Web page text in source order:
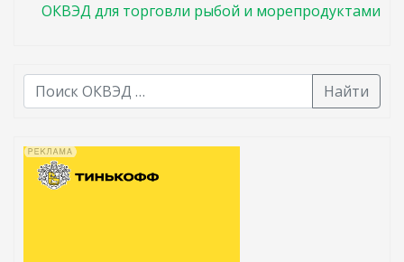
ОКВЭД для торговли рыбой и морепродуктами
Найти
В списке найденных результатов используйте